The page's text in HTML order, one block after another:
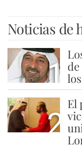
Noticias de
1
2
El